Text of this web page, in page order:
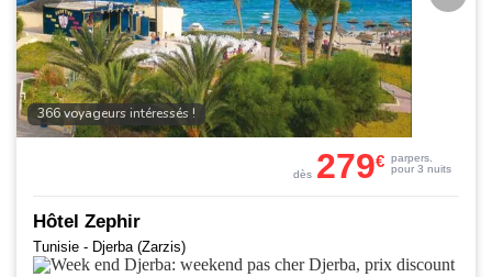
366 voyageurs intéressés !
Hôtel Zephir
Tunisie - Djerba (Zarzis)
dès 279€ parpers.
pour 3 nuits